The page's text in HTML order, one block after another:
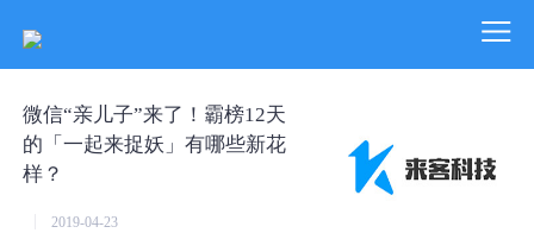
微信“亲儿子”来了！霸榜12天
的「一起来捉妖」有哪些新花
样？
2019-04-23